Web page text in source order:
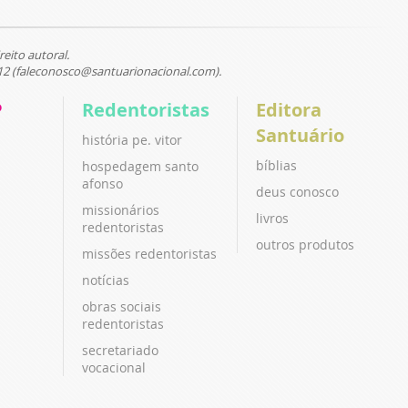
autoral.
(faleconosco@santuarionacional.com).
Redentoristas
história pe. vitor
hospedagem santo
afonso
missionários
redentoristas
missões redentoristas
notícias
obras sociais
redentoristas
secretariado
vocacional
Editora
Santuário
bíblias
deus conosco
livros
outros produtos